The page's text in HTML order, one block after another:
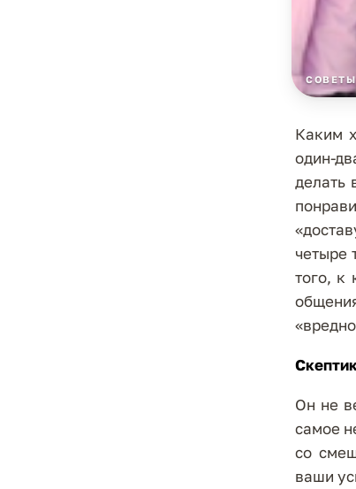
Каким
один-
делать
четыре
того, к
Он не
самое
со
ваши